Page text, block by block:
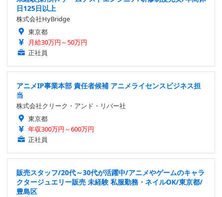
日125日以上
株式会社HyBridge
東京都
月給30万円～50万円
正社員
アニメIP事業本部 責任者候補 アニメライセンスビジネス担
当
株式会社クリーク・アンド・リバー社
東京都
年収300万円～600万円
正社員
販売スタッフ/20代～30代が活躍中/アニメやゲームのキャラ
クタージュエリー販売 未経験 私服勤務・ネイルOK/東京都/
豊島区